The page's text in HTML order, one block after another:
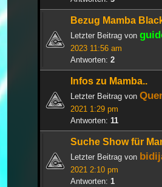
Bezug Mamba
Letzter Beitrag von
2023 11:56 am
Antworten: 2
Infos zu Mamba..
Letzter Beitrag von
2021 1:29 pm
Antworten: 11
Suche Show für
Letzter Beitrag von
2021 2:10 pm
Antworten: 1